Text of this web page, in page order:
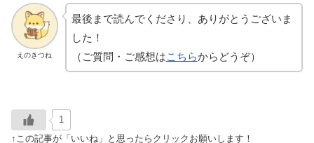
えのきつね
最後まで読んでくださり、ありがとうございま
した！
（ご質問・ご感想はこちらからどうぞ）
1